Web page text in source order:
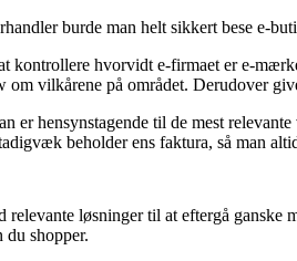
burde man helt sikkert bese e-
kontrollere hvorvidt e-firmaet er e-
om vilkårene på området. Derudover
er hensynstagende til de mest
beholder ens faktura, så man
relevante løsninger til at eftergå
du shopper.